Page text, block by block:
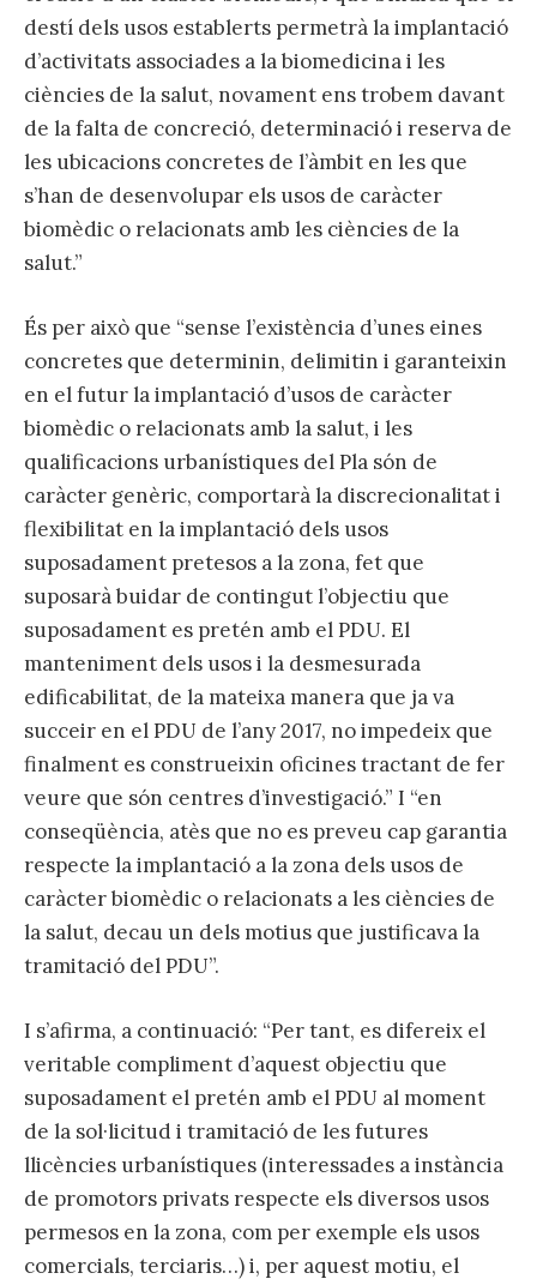
destí dels usos establerts permetrà la implantació
d’activitats associades a la biomedicina i les
ciències de la salut, novament ens trobem davant
de la falta de concreció, determinació i reserva de
les ubicacions concretes de l’àmbit en les que
s’han de desenvolupar els usos de caràcter
biomèdic o relacionats amb les ciències de la
salut.”
És per això que “sense l’existència d’unes eines
concretes que determinin, delimitin i garanteixin
en el futur la implantació d’usos de caràcter
biomèdic o relacionats amb la salut, i les
qualificacions urbanístiques del Pla són de
caràcter genèric, comportarà la discrecionalitat i
flexibilitat en la implantació dels usos
suposadament pretesos a la zona, fet que
suposarà buidar de contingut l’objectiu que
suposadament es pretén amb el PDU. El
manteniment dels usos i la desmesurada
edificabilitat, de la mateixa manera que ja va
succeir en el PDU de l’any 2017, no impedeix que
finalment es construeixin oficines tractant de fer
veure que són centres d’investigació.” I “en
conseqüència, atès que no es preveu cap garantia
respecte la implantació a la zona dels usos de
caràcter biomèdic o relacionats a les ciències de
la salut, decau un dels motius que justificava la
tramitació del PDU”.
I s’afirma, a continuació: “Per tant, es difereix el
veritable compliment d’aquest objectiu que
suposadament el pretén amb el PDU al moment
de la sol·licitud i tramitació de les futures
llicències urbanístiques (interessades a instància
de promotors privats respecte els diversos usos
permesos en la zona, com per exemple els usos
comercials, terciaris…) i, per aquest motiu, el